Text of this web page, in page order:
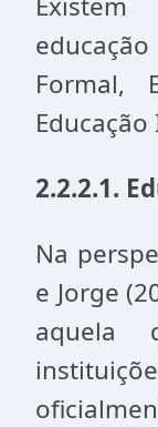
Formal,
2.2.2.1.
Na
e Jorge
aquela